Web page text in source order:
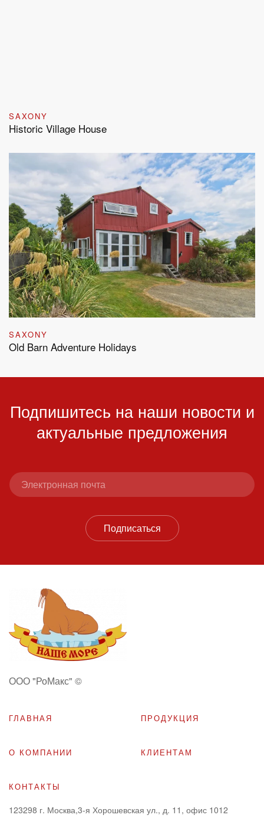
SAXONY
Historic Village House
SAXONY
Old Barn Adventure Holidays
Подпишитесь на наши новости и
актуальные предложения
Подписаться
ООО "РоМакс" ©
ГЛАВНАЯ
О КОМПАНИИ
ПРОДУКЦИЯ
КЛИЕНТАМ
КОНТАКТЫ
123298 г. Москва,3-я Хорошевская ул., д. 11, офис 1012